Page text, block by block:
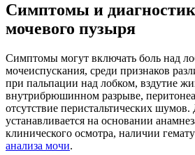
Симптомы и
мочевого пузыря
Симптомы могут включать боль над
мочеиспускания, среди признаков
при пальпации над лобком, вздутие
внутрибрюшинном разрыве,
отсутствие перистальтических шумов.
устанавливается на основании
клинического осмотра, наличии
анализа мочи.